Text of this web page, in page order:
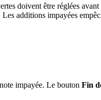
doivent être réglées
additions impayées
impayée. Le bouton Fin